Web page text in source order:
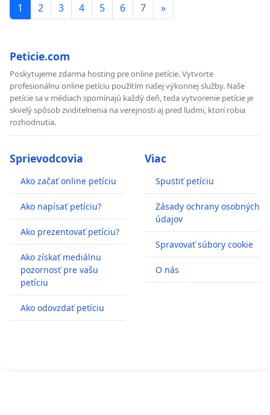
1 2 3 4 5 6 7 »
Peticie.com
Poskytujeme zdarma hosting pre online petície. Vytvorte
profesionálnu online petíciu použítím našej výkonnej služby. Naše
petície sa v médiach spomínajú každý deň, teda vytvorenie petície je
skvelý spôsob zviditelnenia na verejnosti aj pred ľudmi, ktorí robia
rozhodnutia.
Sprievodcovia
Ako začať online petíciu
Ako napísať petíciu?
Ako prezentovať petíciu?
Ako získať mediálnu
pozornosť pre vašu
petíciu
Ako odovzdať petíciu
Viac
Spustiť petíciu
Zásady ochrany osobných
údajov
Spravovať súbory cookie
O nás